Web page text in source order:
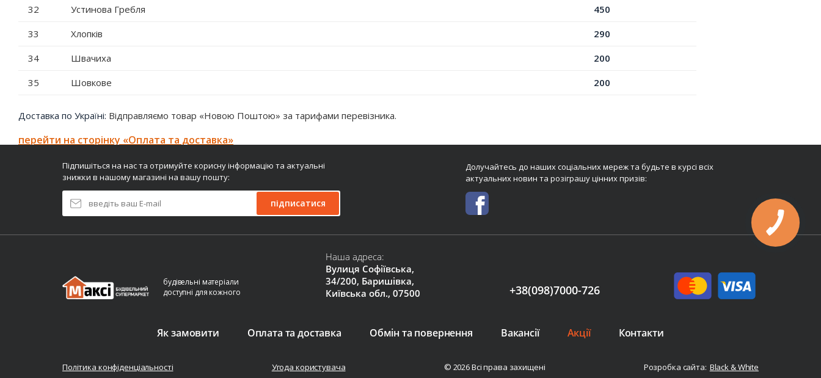
32
Устинова Гребля
450
33
Хлопків
290
34
Швачиха
200
35
Шовкове 200
Доставка по Україні: Відправляємо товар «Новою Поштою» за тарифами перевізника.
перейти на сторінку «Оплата та доставка»
Підпишіться на нас та отримуйте корисну інформацію та актуальні
знижки в нашому магазині на вашу пошту:
підписатися
Долучайтесь до наших соціальних мереж та будьте в курсі всіх
актуальних новин та розіграшу цінних призів:
будівельні матеріали
доступні для кожного
Наша адреса:
Вулиця Софіївська,
34/200, Баришівка,
Київська обл., 07500
+38(098)7000-726
Як замовити Оплата та доставка Обмін та повернення Вакансії Акції Контакти
Політика конфіденціальності Угода користувача © 2026 Всі права захищені Розробка сайта: Black & White